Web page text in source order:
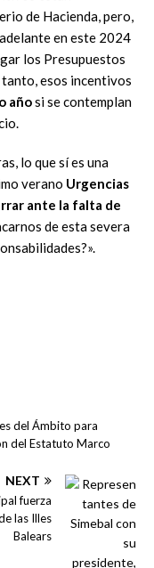
de Hacienda, pero,
en este 2024
los Presupuestos
esos incentivos
añosi se contemplan
lo que sí es una
verano Urgencias
ante la falta de
de esta severa
del Ámbito para
del Estatuto Marco
NEXT
fuerza
las Illes
Balears